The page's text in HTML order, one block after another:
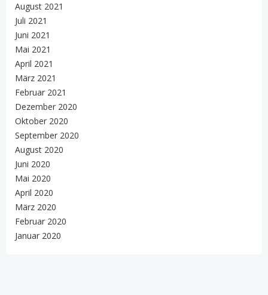
August 2021
Juli 2021
Juni 2021
Mai 2021
April 2021
März 2021
Februar 2021
Dezember 2020
Oktober 2020
September 2020
August 2020
Juni 2020
Mai 2020
April 2020
März 2020
Februar 2020
Januar 2020